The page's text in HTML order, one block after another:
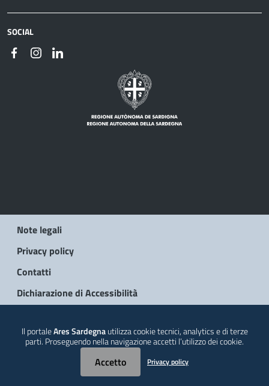
SOCIAL
Note legali
Privacy policy
Contatti
Dichiarazione di Accessibilità
Il portaleAres Sardegnautilizza cookie tecnici, analytics e di terze
parti. Proseguendo nella navigazione accetti l’utilizzo dei cookie.
Accetto Privacy policy